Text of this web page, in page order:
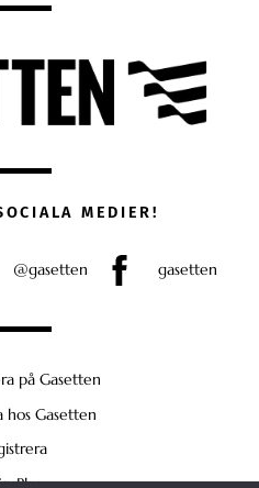
MEDIER!
@gasetten gasetten
på Gasetten
hos Gasetten
Plus